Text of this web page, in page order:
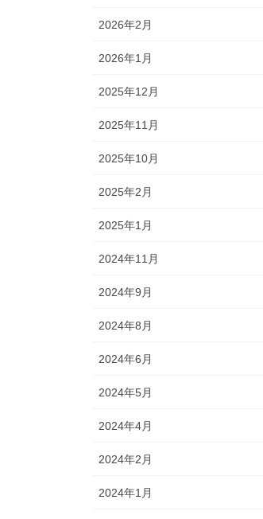
2026年2月
2026年1月
2025年12月
2025年11月
2025年10月
2025年2月
2025年1月
2024年11月
2024年9月
2024年8月
2024年6月
2024年5月
2024年4月
2024年2月
2024年1月